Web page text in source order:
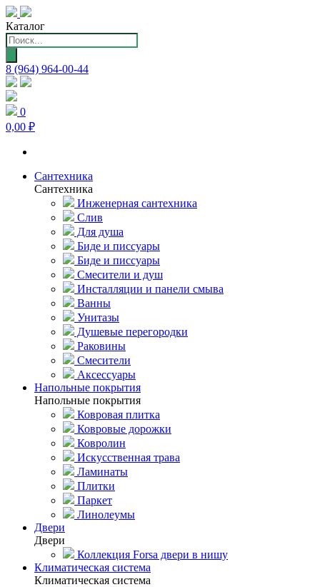
Каталог
Поиск
товаров
8 (964) 964-00-44
0
0,00 ₽
Сантехника
Сантехника
Инженерная сантехника
Слив
Для душа
Биде и писсуары
Биде и писсуары
Смесители и душ
Инсталляции и панели смыва
Ванны
Унитазы
Душевые перегородки
Раковины
Смесители
Аксессуары
Напольные покрытия
Напольные покрытия
Ковровая плитка
Ковровые дорожки
Ковролин
Искусственная трава
Ламинаты
Плитки
Паркет
Линолеумы
Двери
Двери
Коллекция Forsa двери в нишу
Климатическая система
Климатическая система